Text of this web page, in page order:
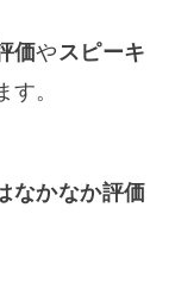
価や スピーキ
す。
なかなか評価